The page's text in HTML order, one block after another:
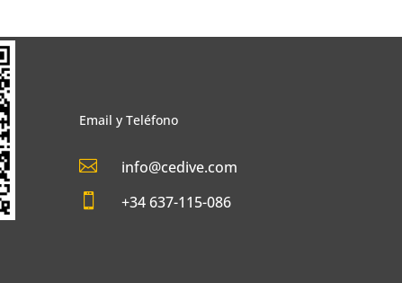
Email y Teléfono
 info@cedive.com
 +34 637-115-086